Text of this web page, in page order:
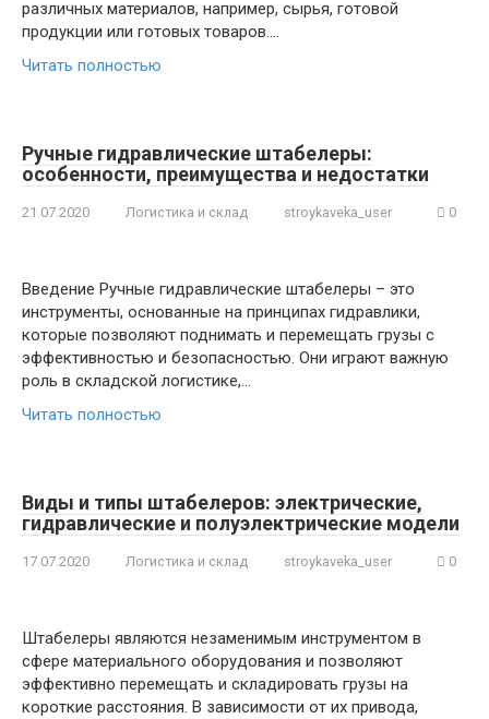
различных материалов, например, сырья, готовой
продукции или готовых товаров….
Читать полностью
Ручные гидравлические штабелеры:
особенности, преимущества и недостатки
21.07.2020 Логистика и склад stroykaveka_user 0
Введение Ручные гидравлические штабелеры – это
инструменты, основанные на принципах гидравлики,
которые позволяют поднимать и перемещать грузы с
эффективностью и безопасностью. Они играют важную
роль в складской логистике,…
Читать полностью
Виды и типы штабелеров: электрические,
гидравлические и полуэлектрические модели
17.07.2020 Логистика и склад stroykaveka_user 0
Штабелеры являются незаменимым инструментом в
сфере материального оборудования и позволяют
эффективно перемещать и складировать грузы на
короткие расстояния. В зависимости от их привода,